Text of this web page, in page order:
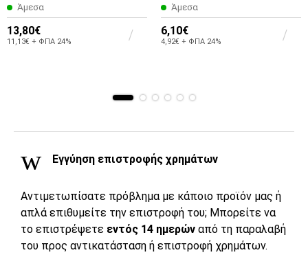
Άμεσα
13,80€
11,13€ + ΦΠΑ 24%
Άμεσα
6,10€
4,92€ + ΦΠΑ 24%
Εγγύηση επιστροφής χρημάτων
Αντιμετωπίσατε πρόβλημα με κάποιο προϊόν μας ή
απλά επιθυμείτε την επιστροφή του; Μπορείτε να
το επιστρέψετε εντός 14 ημερών από τη παραλαβή
του προς αντικατάσταση ή επιστροφή χρημάτων.